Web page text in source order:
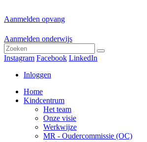
Aanmelden opvang
Aanmelden onderwijs
Instagram Facebook LinkedIn
Inloggen
Home
Kindcentrum
Het team
Onze visie
Werkwijze
MR - Oudercommissie (OC)